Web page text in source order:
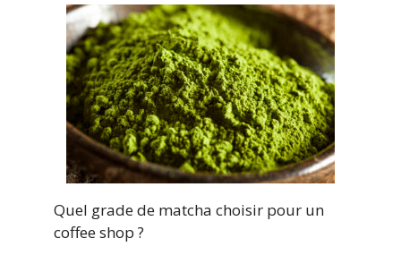
Quel grade de matcha choisir pour un
coffee shop ?